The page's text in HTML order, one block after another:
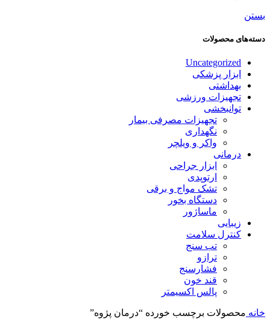
بستن
دسته‌های محصولات
Uncategorized
ابزار پزشکی
بهداشتی
تجهیزات ورزشی
توانبخشی
تجهیزات مصرفی بیمار
نگهداری
واکر و ویلچر
درمانی
ابزار جراحی
ارتوپدی
تشک مواج و برقی
دستگاه بخور
ماساژور
زیبایی
کنترل سلامت
تب سنج
ترازو
فشارسنج
قند خون
پالس اکسیمتر
خانه محصولات برچسب خورده “درمان پژوه”